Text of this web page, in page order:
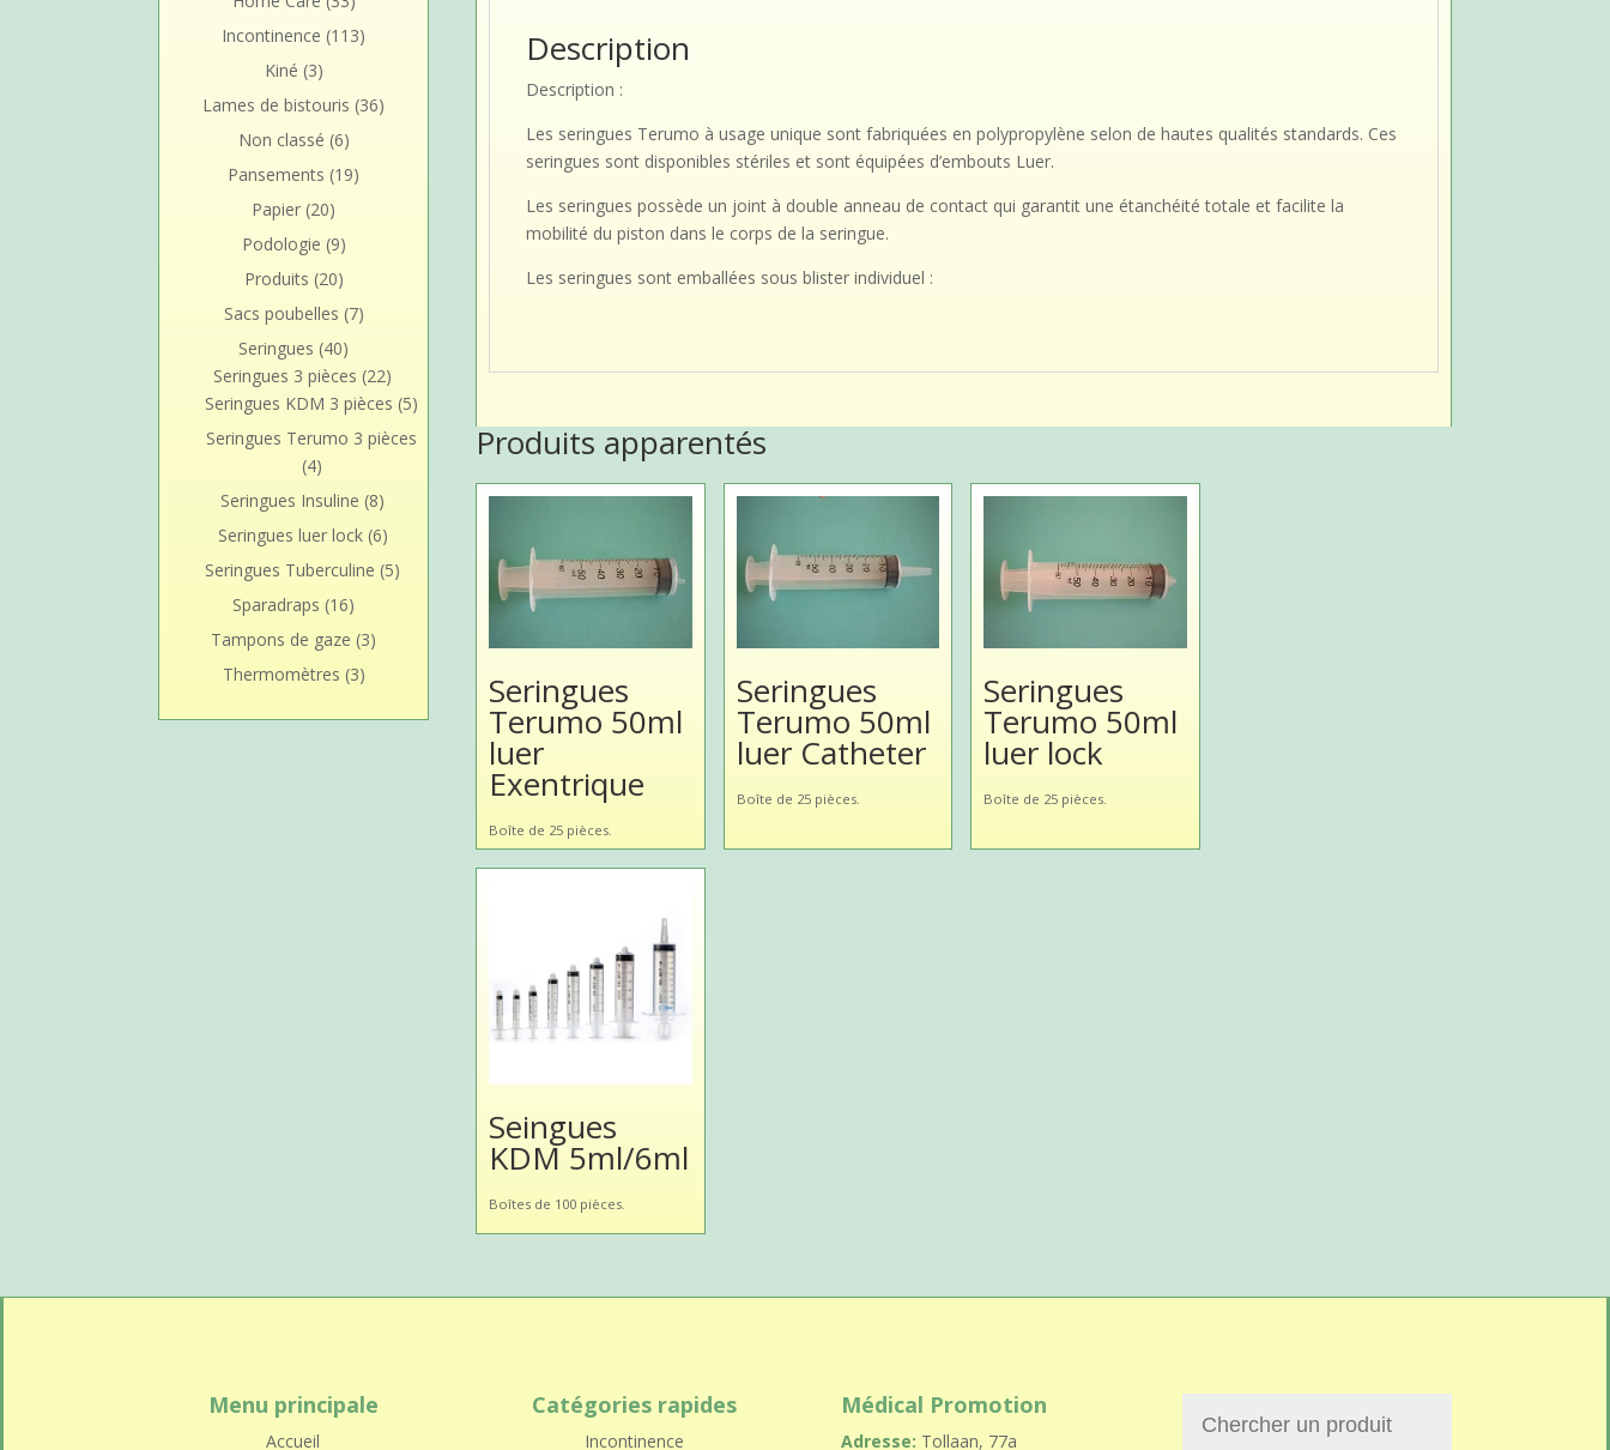
Description
Description :
Les seringues Terumo à usage unique sont fabriquées en polypropylène selon de hautes qualités standards. Ces
seringues sont disponibles stériles et sont équipées d’embouts Luer.
Les seringues possède un joint à double anneau de contact qui garantit une étanchéité totale et facilite la
mobilité du piston dans le corps de la seringue.
Les seringues sont emballées sous blister individuel :
Produits apparentés
Seringues
Terumo 50ml
luer
Exentrique
Boîte de 25 pièces.
Seringues
Terumo 50ml
luer Catheter
Boîte de 25 pièces.
Seringues
Terumo 50ml
luer lock
Boîte de 25 pièces.
Seingues
KDM 5ml/6ml
Boîtes de 100 pièces.
Incontinence (113)
Kiné (3)
Lames de bistouris (36)
Non classé (6)
Pansements (19)
Papier (20)
Podologie (9)
Produits (20)
Sacs poubelles (7)
Seringues (40)
Seringues 3 pièces (22)
Seringues KDM 3 pièces (5)
Seringues Terumo 3 pièces
(4)
Seringues Insuline (8)
Seringues luer lock (6)
Seringues Tuberculine (5)
Sparadraps (16)
Tampons de gaze (3)
Thermomètres (3)
Menu principale
Accueil
Catégories rapides
Incontinence
Médical Promotion
Adresse: Tollaan, 77a